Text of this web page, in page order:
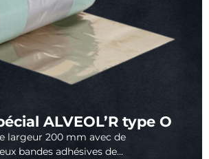
ALVEOL’R type O
largeur 200 mm avec de
bandes adhésives de...